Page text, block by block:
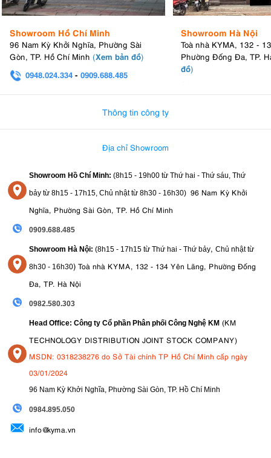
Showroom Hồ Chí Minh
96 Nam Kỳ Khởi Nghĩa, Phường Sài
Gòn, TP. Hồ Chí Minh (Xem bản đồ)
0948.024.334 - 0909.688.485
Showroom Hà Nội
Toà nhà KYMA, 132 -
Phường Đống Đa, TP.
đồ)
Thông tin công ty
Địa chỉ Showroom
Showroom Hồ Chí Minh: (8h15 - 19h00 từ Thứ hai - Thứ sáu, Thứ
bảy từ 8h15 - 17h15, Chủ nhật từ 8h30 - 16h30) 96 Nam Kỳ Khởi
Nghĩa, Phường Sài Gòn, TP. Hồ Chí Minh
0909.688.485
Showroom Hà Nội: (8h15 - 17h15 từ Thứ hai - Thứ bảy, Chủ nhật từ
8h30 - 16h30) Toà nhà KYMA, 132 - 134 Yên Lãng, Phường Đống
Đa, TP. Hà Nội
0982.580.303
Head Office: Công ty Cổ phần Phân phối Công Nghệ KM (KM
TECHNOLOGY DISTRIBUTION JOINT STOCK COMPANY)
MSDN: 0318238276 do Sở Tài chính TP Hồ Chí Minh cấp ngày
03/01/2024
96 Nam Kỳ Khởi Nghĩa, Phường Sài Gòn, TP. Hồ Chí Minh
0984.895.050
info@kyma.vn